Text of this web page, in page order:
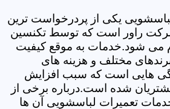
یکی از پردرخواست ترین
راور است که توسط تکنسین
می شود.خدمات به موقع کیفیت
مختلف و هزینه های
هایی است که سبب افزایش
شده است.درباره برخی از
تعمیرات لباسشویی آن ها